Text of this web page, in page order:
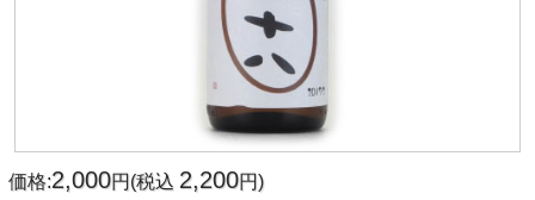
価格:2,000円(税込 2,200円)